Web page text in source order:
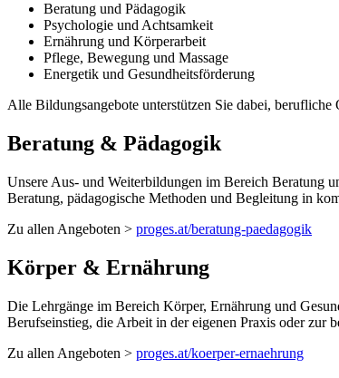
Beratung und Pädagogik
Psychologie und Achtsamkeit
Ernährung und Körperarbeit
Pflege, Bewegung und Massage
Energetik und Gesundheitsförderung
Alle Bildungsangebote unterstützen Sie dabei,
Beratung & Pädagogik
Unsere Aus- und Weiterbildungen im Bereich Beratung
Beratung, pädagogische Methoden und Begleitung in
Zu allen Angeboten > proges.at/beratung-paedagogik
Körper & Ernährung
Die Lehrgänge im Bereich Körper, Ernährung und
Berufseinstieg, die Arbeit in der eigenen Praxis oder zur
Zu allen Angeboten > proges.at/koerper-ernaehrung